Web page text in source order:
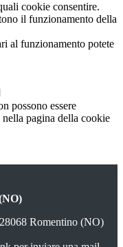
cookie consentire.
il funzionamento della
al funzionamento potete
possono essere
pagina della cookie
Romentino (NO)